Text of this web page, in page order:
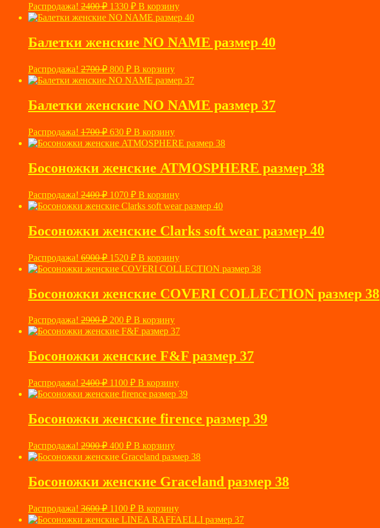
Распродажа! 2400₽ Первоначальная
цена
составляла
1330 ₽Текущая
цена:
В корзину
Балетки женские NO NAME размер 40
Распродажа! 2700₽ Первоначальная
цена
составляла
800 ₽Текущая
цена:
В корзину
Балетки женские NO NAME размер 37
Распродажа! 1700₽ Первоначальная
цена
составляла
630 ₽Текущая
цена:
В корзину
Босоножки женские ATMOSPHERE размер 38
Распродажа! 2400₽ Первоначальная
цена
составляла
1070 ₽Текущая
цена:
В корзину
Босоножки женские Clarks soft wear размер 40
Распродажа! 6900₽ Первоначальная
цена
составляла
1520 ₽Текущая
цена:
В корзину
Босоножки женские COVERI COLLECTION размер 38
Распродажа! 2900₽ Первоначальная
цена
составляла
200 ₽Текущая
цена:
В корзину
Босоножки женские F&F размер 37
Распродажа! 2400₽ Первоначальная
цена
составляла
1100 ₽Текущая
цена:
В корзину
Босоножки женские firence размер 39
Распродажа! 2900₽ Первоначальная
цена
составляла
400 ₽Текущая
цена:
В корзину
Босоножки женские Graceland размер 38
Распродажа! 3600₽ Первоначальная
цена
1100 ₽Текущая
цена:
В корзину